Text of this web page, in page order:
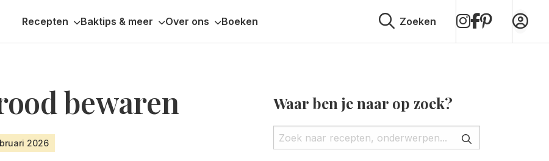
Recepten Baktips & meer Over ons Boeken Zoeken
op
Instagram
op
Facebook
op
Pinterest
bewaren
2026
Waar ben je naar op zoek?